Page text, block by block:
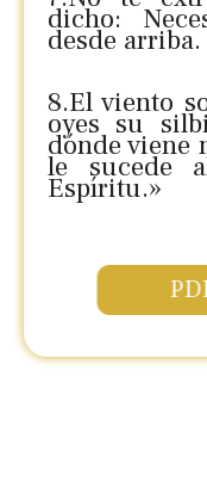
dicho:
desde arriba.
8.El viento
oyes su
dónde viene
le sucede
Espíritu.»